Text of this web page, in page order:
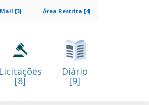
Área Restrita [4]
[3]
Licitações
[8]
Diário
[9]